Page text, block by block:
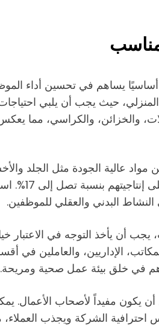
مناسب
أساسيًا يساهم في تحسين أداء
حيث يجب أن يلبي
والخزائن، والكراسي، مما
مواد عالية الجودة مثل الجلد
في زيادة
البدني والعقلي للموظفين.
أن يأخذ التوجه في الاعتبار
الإداريين، والعاملين في
في خلق بيئة عمل صحية ومريحة.
أن يكون مفيداً لأصحاب الأعمال.
احترافية الشركة ويجذب